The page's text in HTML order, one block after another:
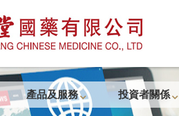
產品及服務 投資者關係